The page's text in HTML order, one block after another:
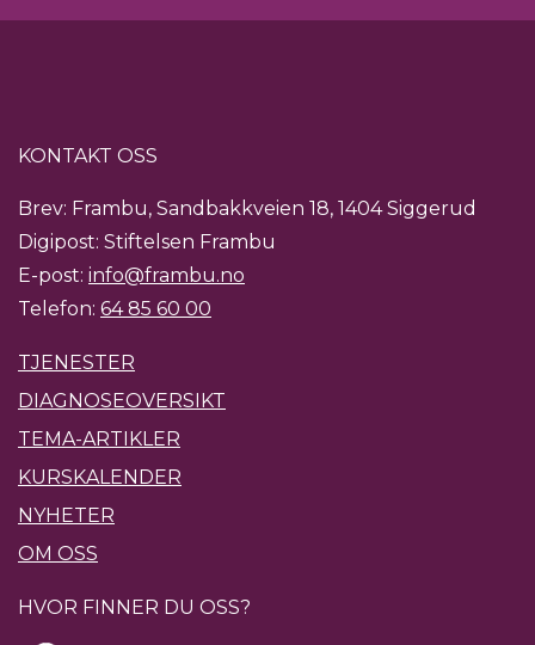
KONTAKT OSS
Brev: Frambu, Sandbakkveien 18, 1404 Siggerud
Digipost: Stiftelsen Frambu
E-post: info@frambu.no
Telefon: 64 85 60 00
TJENESTER
DIAGNOSEOVERSIKT
TEMA-ARTIKLER
KURSKALENDER
NYHETER
OM OSS
HVOR FINNER DU OSS?